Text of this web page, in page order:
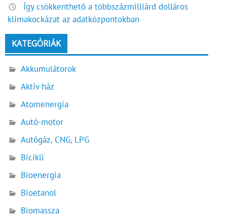
Így csökkenthető a többszázmilliárd dolláros
klímakockázat az adatközpontokban
KATEGÓRIÁK
Akkumulátorok
Aktív ház
Atomenergia
Autó-motor
Autógáz, CNG, LPG
Bicikli
Bioenergia
Bioetanol
Biomassza